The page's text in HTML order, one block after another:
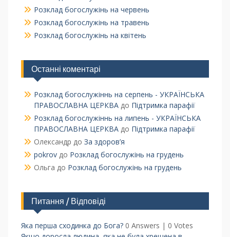
Розклад богослужінь на червень
Розклад богослужінь на травень
Розклад богослужінь на квітень
Останні коментарі
Розклад богослужіннь на серпень - УКРАЇНСЬКА
ПРАВОСЛАВНА ЦЕРКВАдо Підтримка парафії
Розклад богослужіннь на липень - УКРАЇНСЬКА
ПРАВОСЛАВНА ЦЕРКВАдо Підтримка парафії
Олександр до За здоров’я
pokrovдо Розклад богослужінь на грудень
Ольга до Розклад богослужінь на грудень
Питання / Відповіді
Яка перша сходинка до Бога? 0 Answers | 0 Votes